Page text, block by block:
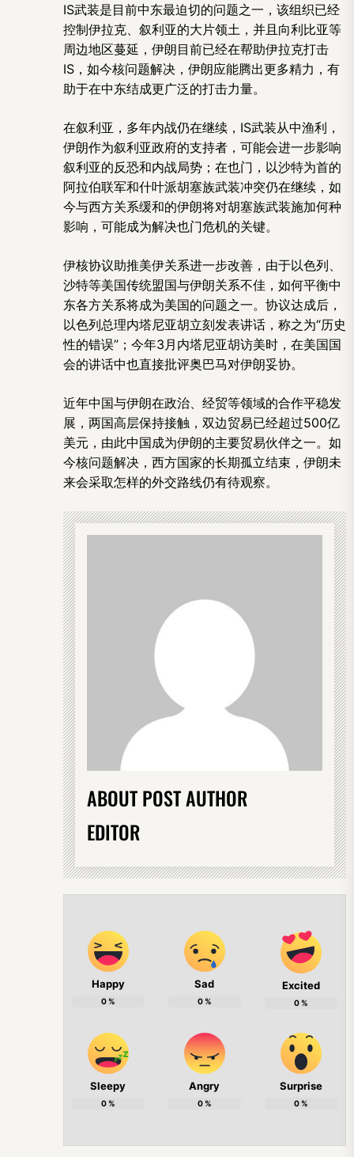
IS武装是目前中东最迫切的问题之一，该组织已经
控制伊拉克、叙利亚的大片领土，并且向利比亚等
周边地区蔓延，伊朗目前已经在帮助伊拉克打击
IS，如今核问题解决，伊朗应能腾出更多精力，有
助于在中东结成更广泛的打击力量。
在叙利亚，多年内战仍在继续，IS武装从中渔利，
伊朗作为叙利亚政府的支持者，可能会进一步影响
叙利亚的反恐和内战局势；在也门，以沙特为首的
阿拉伯联军和什叶派胡塞族武装冲突仍在继续，如
今与西方关系缓和的伊朗将对胡塞族武装施加何种
影响，可能成为解决也门危机的关键。
伊核协议助推美伊关系进一步改善，由于以色列、
沙特等美国传统盟国与伊朗关系不佳，如何平衡中
东各方关系将成为美国的问题之一。协议达成后，
以色列总理内塔尼亚胡立刻发表讲话，称之为“历史
性的错误”；今年3月内塔尼亚胡访美时，在美国国
会的讲话中也直接批评奥巴马对伊朗妥协。
近年中国与伊朗在政治、经贸等领域的合作平稳发
展，两国高层保持接触，双边贸易已经超过500亿
美元，由此中国成为伊朗的主要贸易伙伴之一。如
今核问题解决，西方国家的长期孤立结束，伊朗未
来会采取怎样的外交路线仍有待观察。
ABOUT POST AUTHOR
EDITOR
Happy
0%
Sad
0%
Excited
0%
Sleepy
0%
Angry
0%
Surprise
0%